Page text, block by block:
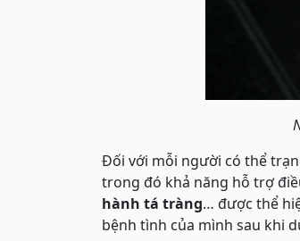
Đối với mỗi người có thể
trong đó khả năng hỗ trợ
hành tá tràng… được thể
bệnh tình của mình sau khi